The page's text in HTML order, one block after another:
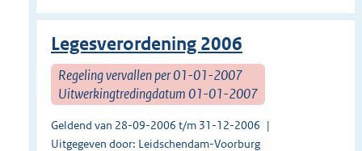
Legesverordening 2006
Regeling vervallen per 01-01-2007
Uitwerkingtredingdatum 01-01-2007
Geldend van 28-09-2006 t/m 31-12-2006
Uitgegeven door: Leidschendam-Voorburg